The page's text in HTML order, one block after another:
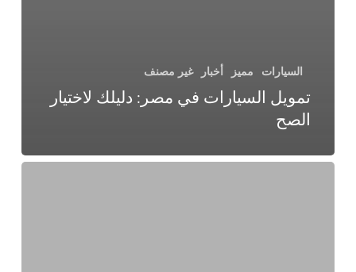
السيارات مميز أخبار غير مصنف
تمويل السيارات في مصر: دليلك لاختيار
الصح